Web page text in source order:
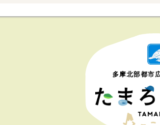
多摩北部都市